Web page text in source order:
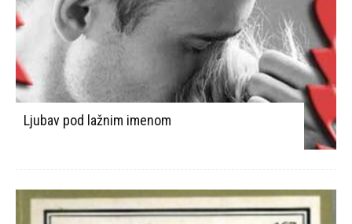
Ljubav pod lažnim imenom